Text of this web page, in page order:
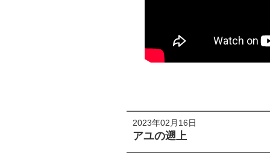
2023年02月16日
アユの遡上